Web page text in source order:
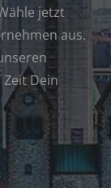
jetzt
aus.
Dein